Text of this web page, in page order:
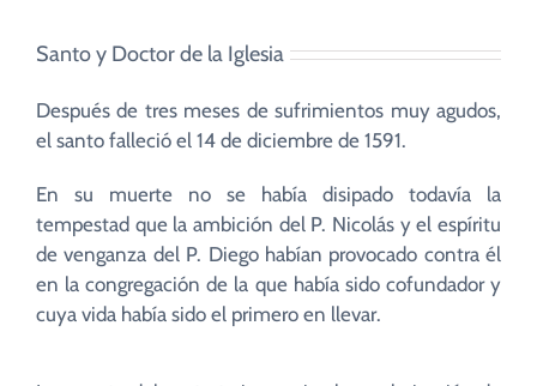
Santo y Doctor de la Iglesia
Después de tres meses de sufrimientos muy agudos,
el santo falleció el 14 de diciembre de 1591.
En su muerte no se había disipado todavía la
tempestad que la ambición del P. Nicolás y el espíritu
de venganza del P. Diego habían provocado contra él
en la congregación de la que había sido cofundador y
cuya vida había sido el primero en llevar.